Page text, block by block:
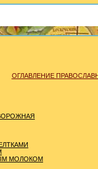
ОГЛАВЛЕНИЕ
МОЛОКОМ